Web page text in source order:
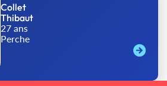
Collet
Thibaut
27 ans
Perche